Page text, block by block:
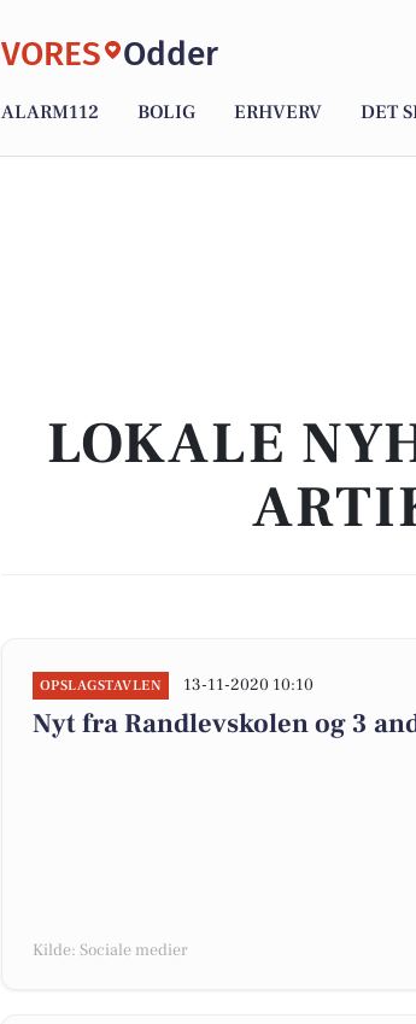
VORES Odder
ALARM112 BOLIG ERHVERV DET
LOKALE
OPSLAGSTAVLEN 13-11-2020 10:10
Nyt fra Randlevskolen og 3
Kilde: Sociale medier